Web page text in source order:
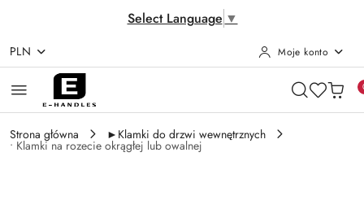
Select Language ▼
Przejdź do treści głównej
Przejdź do wyszukiwarki
Przejdź do moje konto
Przejdź do menu głównego
Przejdź do opisu produktu
Przejdź do stopki
PLN Moje konto
Strona główna ►Klamki do drzwi wewnętrznych
• Klamki na rozecie okrągłej lub owalnej